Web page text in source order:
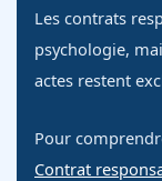
Les contrats
psychologie,
actes restent
Pour
Contrat